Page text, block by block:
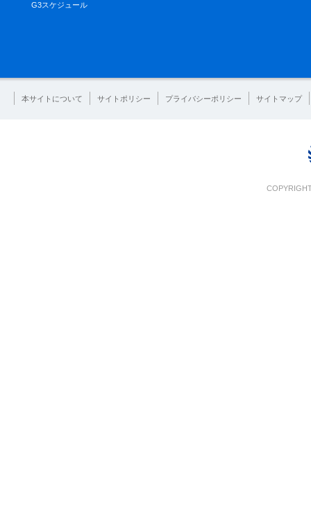
G3スケジュール
本サイトについて サイトポリシー プライバシーポリシー サイトマップ